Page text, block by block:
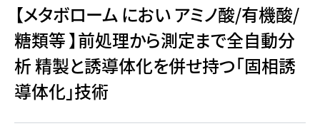
【メタボローム におい アミノ酸/有機酸/
糖類等 】前処理から測定まで全自動分
析 精製と誘導体化を併せ持つ「固相誘
導体化」技術